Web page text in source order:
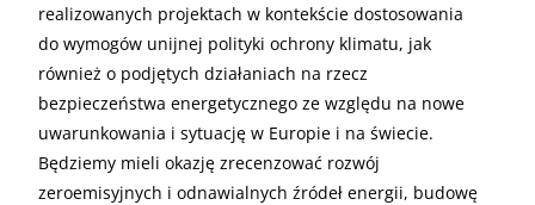
realizowanych projektach w kontekście dostosowania
do wymogów unijnej polityki ochrony klimatu, jak
również o podjętych działaniach na rzecz
bezpieczeństwa energetycznego ze względu na nowe
uwarunkowania i sytuację w Europie i na świecie.
Będziemy mieli okazję zrecenzować rozwój
zeroemisyjnych i odnawialnych źródeł energii, budowę